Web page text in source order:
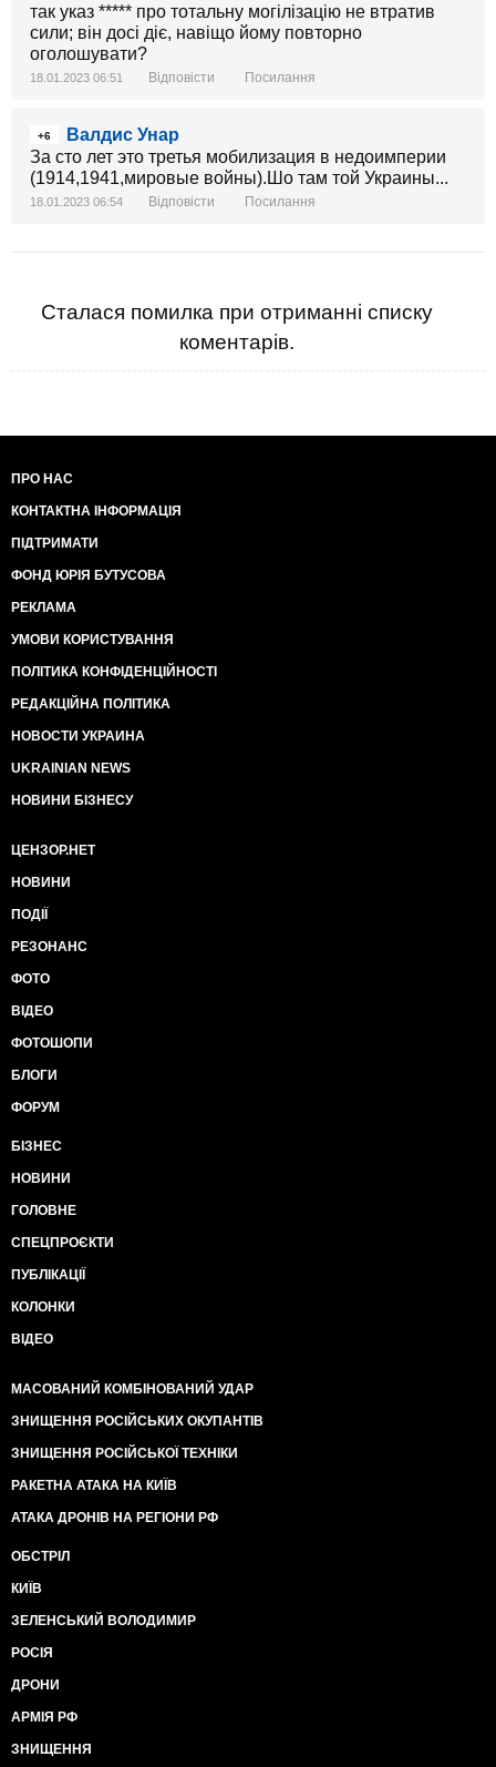
так указ ***** про тотальну могілізацію не втратив
сили; він досі діє, навіщо йому повторно
оголошувати?
18.01.2023 06:51 Відповісти Посилання
+6
Валдис Унар
За сто лет это третья мобилизация в недоимперии
(1914,1941,мировые войны).Шо там той Украины...
18.01.2023 06:54 Відповісти Посилання
Сталася помилка при отриманні списку
коментарів.
ПРО НАС
КОНТАКТНА ІНФОРМАЦІЯ
ПІДТРИМАТИ
ФОНД ЮРІЯ БУТУСОВА
РЕКЛАМА
УМОВИ КОРИСТУВАННЯ
ПОЛІТИКА КОНФІДЕНЦІЙНОСТІ
РЕДАКЦІЙНА ПОЛІТИКА
НОВОСТИ УКРАИНА
UKRAINIAN NEWS
НОВИНИ БІЗНЕСУ
ЦЕНЗОР.НЕТ
НОВИНИ
ПОДІЇ
РЕЗОНАНС
ФОТО
ВІДЕО
ФОТОШОПИ
БЛОГИ
ФОРУМ
БІЗНЕС
НОВИНИ
ГОЛОВНЕ
СПЕЦПРОЄКТИ
ПУБЛІКАЦІЇ
КОЛОНКИ
ВІДЕО
МАСОВАНИЙ КОМБІНОВАНИЙ УДАР
ЗНИЩЕННЯ РОСІЙСЬКИХ ОКУПАНТІВ
ЗНИЩЕННЯ РОСІЙСЬКОЇ ТЕХНІКИ
РАКЕТНА АТАКА НА КИЇВ
АТАКА ДРОНІВ НА РЕГІОНИ РФ
ОБСТРІЛ
КИЇВ
ЗЕЛЕНСЬКИЙ ВОЛОДИМИР
РОСІЯ
ДРОНИ
АРМІЯ РФ
ЗНИЩЕННЯ